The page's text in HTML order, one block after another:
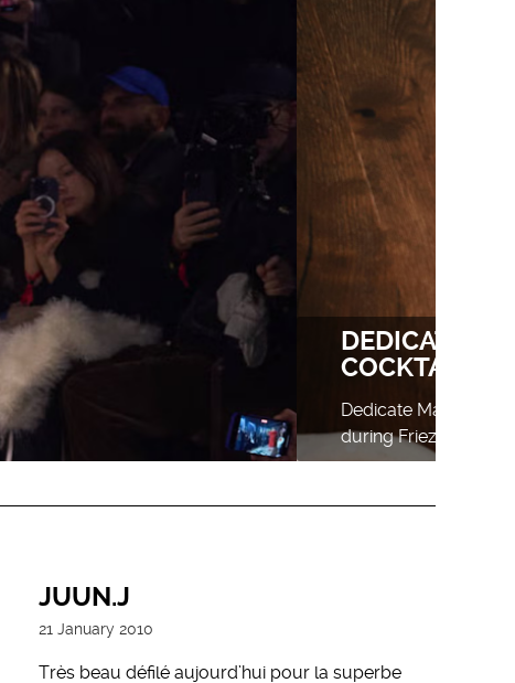
JUUN.J
21 January 2010
Très beau défilé aujourd’hui pour la superbe